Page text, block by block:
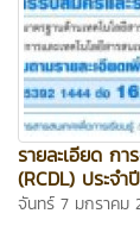
รายละเอียด ก
(RCDL) ประจำ
จันทร์ 7 มกราคม